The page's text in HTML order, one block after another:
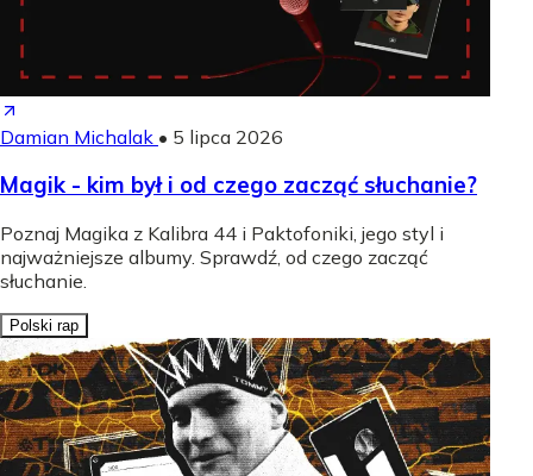
Damian Michalak • 5 lipca 2026
Magik - kim był i od czego zacząć słuchanie?
Poznaj Magika z Kalibra 44 i Paktofoniki, jego styl i
najważniejsze albumy. Sprawdź, od czego zacząć
słuchanie.
Polski rap